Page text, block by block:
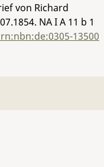
von Richard
NA I A 11 b 1
13500